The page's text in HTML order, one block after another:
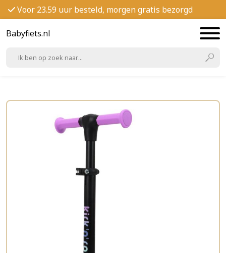
Voor 23.59 uur besteld, morgen gratis bezorgd
Babyfiets.nl